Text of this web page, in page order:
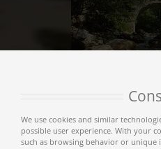
We use cookies and similar
possible user experience. With your
such as browsing behavior or unique